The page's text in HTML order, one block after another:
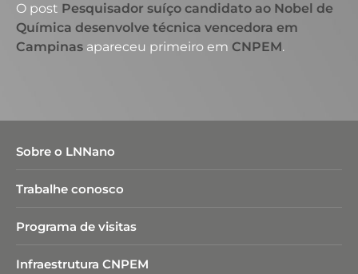
O post Pesquisador suíço candidato ao Nobel de
Química desenvolve técnica vencedora em
Campinas apareceu primeiro em CNPEM.
Sobre o LNNano
Trabalhe conosco
Programa de visitas
Infraestrutura CNPEM